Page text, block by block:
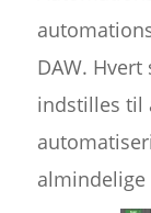
DAW.
indstilles til